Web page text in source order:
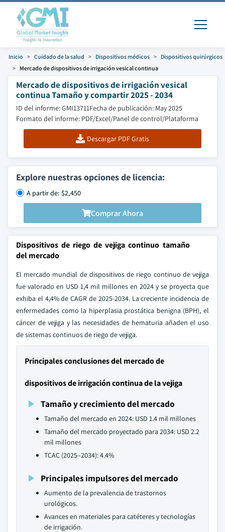
Inicio Cuidado de la salud Dispositivos médicos
Dispositivos quirúrgicos
Mercado de dispositivos de irrigación vesical continua
Mercado de dispositivos de irrigación vesical
continua Tamaño y compartir 2025 - 2034
ID del informe: GMI13711Fecha de publicación: May 2025
Formato del informe: PDF/Excel/Panel de control/Plataforma
Descargar PDF Gratis
Explore nuestras opciones de licencia:
A partir de: $2,450
Comprar Ahora
Dispositivos de riego de vejiga continuo tamaño
del mercado
El mercado mundial de dispositivos de riego continuo de vejiga
fue valorado en USD 1,4 mil millones en 2024 y se proyecta que
exhiba el 4,4% de CAGR de 2025-2034. La creciente incidencia de
enfermedades como la hiperplasia prostática benigna (BPH), el
cáncer de vejiga y las necesidades de hematuria añaden el uso
de sistemas continuos de riego de vejiga.
Principales conclusiones del mercado de
dispositivos de irrigación continua de la vejiga
Tamaño y crecimiento del mercado
Tamaño del mercado en 2024: USD 1.4 mil millones
Tamaño del mercado proyectado para 2034: USD 2.2
mil millones
TCAC (2025–2034): 4.4%
Principales impulsores del mercado
Aumento de la prevalencia de trastornos
urológicos.
Avances en materiales para catéteres y tecnologías
de irrigación.